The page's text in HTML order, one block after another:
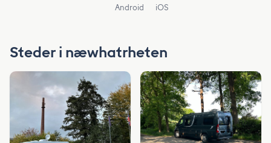
Android iOS
Steder i næwhatrheten